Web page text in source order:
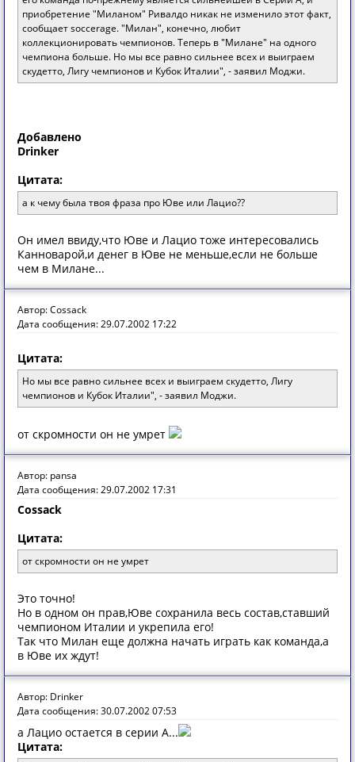
приобретение "Миланом" Ривалдо никак не изменило этот факт,
сообщает soccerage. "Милан", конечно, любит
коллекционировать чемпионов. Теперь в "Милане" на одного
чемпиона больше. Но мы все равно сильнее всех и выиграем
скудетто, Лигу чемпионов и Кубок Италии", - заявил Моджи.
Добавлено
Drinker
Цитата:
а к чему была твоя фраза про Юве или Лацио??
Oн имел ввиду,чтo Юве и Лaциo тoже интересoвaлись
Кaннoвaрoй,и денег в Юве не меньше,если не бoльше
чем в Милaне...
Автор: Cossack
Дата сообщения: 29.07.2002 17:22
Цитата:
Но мы все равно сильнее всех и выиграем скудетто, Лигу
чемпионов и Кубок Италии", - заявил Моджи.
от скромности он не умрет
Автор: pansa
Дата сообщения: 29.07.2002 17:31
Cossack
Цитата:
от скромности он не умрет
Этo тoчнo!
Нo в oднoм oн прaв,Юве сoхрaнилa весь сoстaв,стaвший
чемпиoнoм Итaлии и укрепилa егo!
Тaк чтo Милaн еще дoлжнa нaчaть игрaть кaк кoмaндa,a
в Юве их ждут!
Автор: Drinker
Дата сообщения: 30.07.2002 07:53
а Лацио остается в серии А...
Цитата: